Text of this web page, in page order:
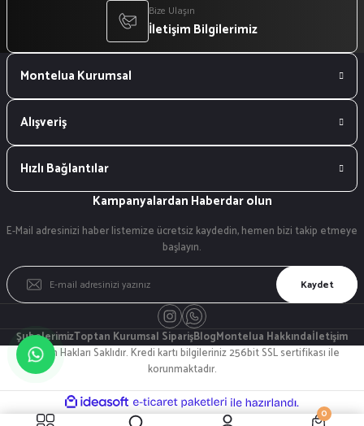
Bize Ulaşın
İletişim Bilgilerimiz
Montelua Kurumsal
Alışveriş
Hızlı Bağlantılar
Kampanyalardan Haberdar olun
E-Mail adresinizi haber listemize ücretsiz kaydedin, hemen bizi takip etmeye
başlayın.
Kaydet
ŞubelerimizToptan Kurumsal SiparişBlogMontelua Hakkındaİletişim
© Tüm Hakları Saklıdır. Kredi kartı bilgileriniz 256bit SSL sertifikası ile
korunmaktadır.
0
ideasoft
e-
ticaret
hazırlandı.